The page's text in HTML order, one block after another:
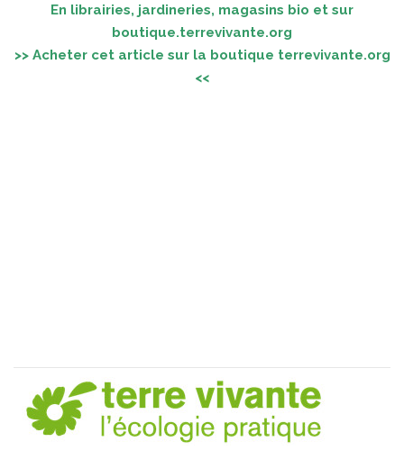
En librairies, jardineries, magasins bio et sur
boutique.terrevivante.org
>> Acheter cet article sur la boutique terrevivante.org
<<